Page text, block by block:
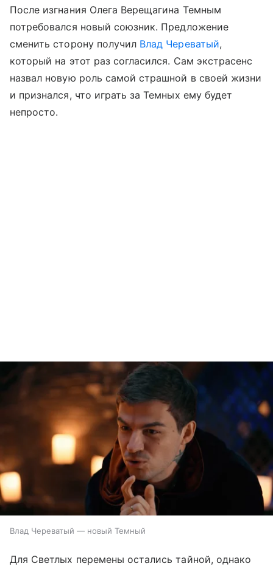
После изгнания Олега Верещагина Темным
потребовался новый союзник. Предложение
сменить сторону получил Влад Череватый,
который на этот раз согласился. Сам экстрасенс
назвал новую роль самой страшной в своей жизни
и признался, что играть за Темных ему будет
непросто.
Влад Череватый — новый Темный
Для Светлых перемены остались тайной, однако